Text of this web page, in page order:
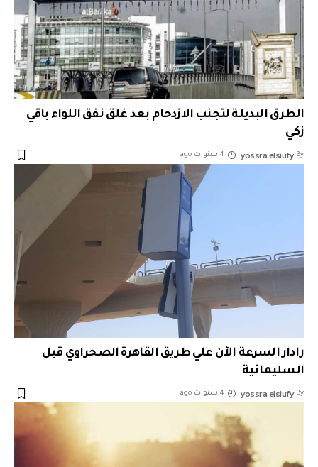
الطرق البديلة لتجنب الازدحام بعد غلق نفق اللواء باقي
زكي
By
yossra elsiufy 4 سنوات ago
رادار السرعة الأن علي طريق القاهرة الصحراوي قبل
السليمانية
By
yossra elsiufy 4 سنوات ago